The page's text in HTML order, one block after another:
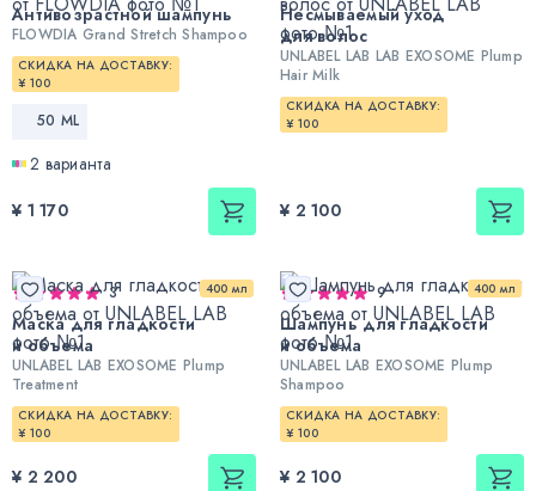
Антивозрастной шампунь
FLOWDIA Grand Stretch Shampoo
СКИДКА НА ДОСТАВКУ:
¥ 100
50 ML
2 варианта
¥ 1 170
Несмываемый уход
для волос
UNLABEL LAB LAB EXOSOME Plump
Hair Milk
СКИДКА НА ДОСТАВКУ:
¥ 100
¥ 2 100
400 мл
3
Маска для гладкости
и объема
UNLABEL LAB EXOSOME Plump
Treatment
СКИДКА НА ДОСТАВКУ:
¥ 100
¥ 2 200
400 мл
9
Шампунь для гладкости
и объема
UNLABEL LAB EXOSOME Plump
Shampoo
СКИДКА НА ДОСТАВКУ:
¥ 100
¥ 2 100